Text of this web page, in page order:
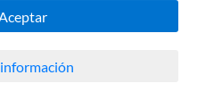
2